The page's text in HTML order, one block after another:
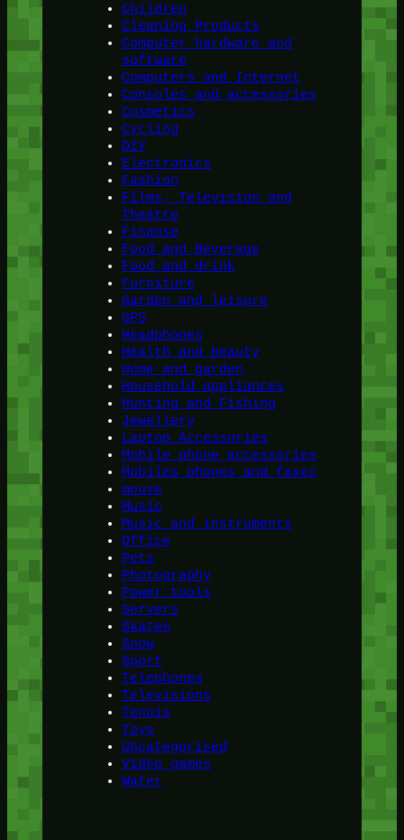
Children
Cleaning Products
Computer hardware and
software
Computers and Internet
Consoles and accessories
Cosmetics
Cycling
DIY
Electronics
Fashion
Films, Television and
Theatre
Finanse
Food and Beverage
Food and drink
Furniture
Garden and leisure
GPS
Headphones
Health and beauty
Home and garden
Household appliances
Hunting and Fishing
Jewellery
Laptop Accessories
Mobile phone accessories
Mobiles phones and faxes
mouse
Music
Music and instruments
Office
Pets
Photography
Power tools
Servers
Skates
Snow
Sport
Telephones
Televisions
Tennis
Toys
Uncategorised
Video games
Water